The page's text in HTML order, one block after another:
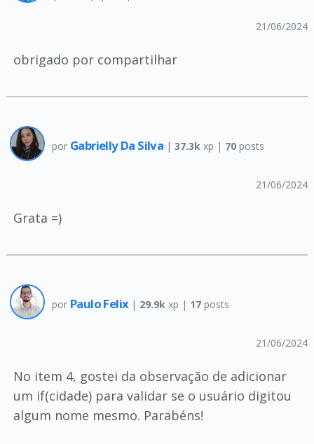
21/06/2024
obrigado por compartilhar
por Gabrielly Da Silva | 37.3k xp | 70posts
21/06/2024
Grata =)
por Paulo Felix | 29.9k xp | 17posts
21/06/2024
No item 4, gostei da observação de adicionar
um if(cidade) para validar se o usuário digitou
algum nome mesmo. Parabéns!